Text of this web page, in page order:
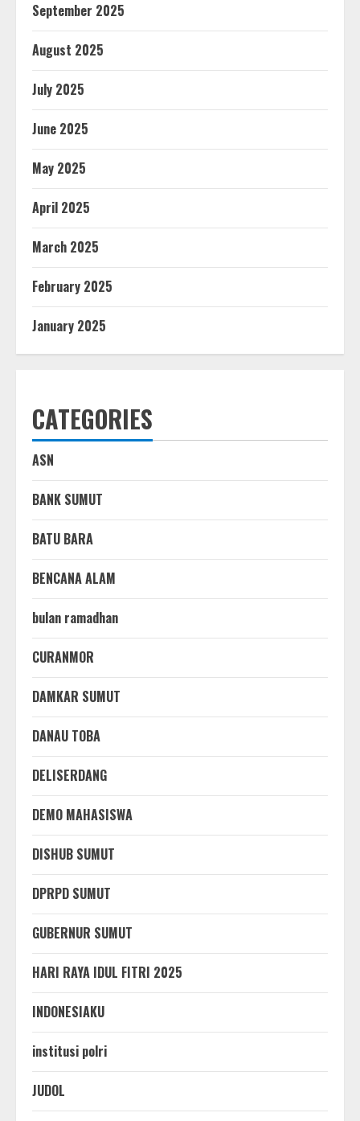
September 2025
August 2025
July 2025
June 2025
May 2025
April 2025
March 2025
February 2025
January 2025
CATEGORIES
ASN
BANK SUMUT
BATU BARA
BENCANA ALAM
bulan ramadhan
CURANMOR
DAMKAR SUMUT
DANAU TOBA
DELISERDANG
DEMO MAHASISWA
DISHUB SUMUT
DPRPD SUMUT
GUBERNUR SUMUT
HARI RAYA IDUL FITRI 2025
INDONESIAKU
institusi polri
JUDOL